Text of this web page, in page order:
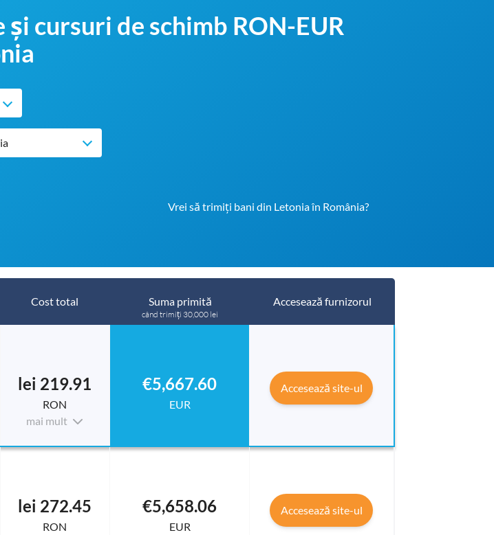
cursuri de schimb RON-EUR
Vrei să trimiți bani din Letonia în România?
Cost total Suma primită
când trimiți 30,000 lei
Accesează furnizorul
lei 219.91
RON
mai mult
€5,667.60
EUR
Accesează site-ul
lei 272.45
RON
€5,658.06
EUR
Accesează site-ul